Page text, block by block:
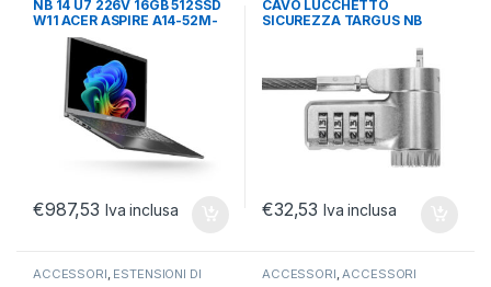
TABLET
NB 14 U7 226V 16GB 512SSD
W11 ACER ASPIRE A14-52M-
740X PC COPILOT
€987,53 Iva inclusa
ULTRABOOK TABLET
CAVO LUCCHETTO
SICUREZZA TARGUS NB
KENSINGTON DEFCON
€32,53 Iva inclusa
ACCESSORI, ESTENSIONI DI ACCESSORI,ACCESSORI